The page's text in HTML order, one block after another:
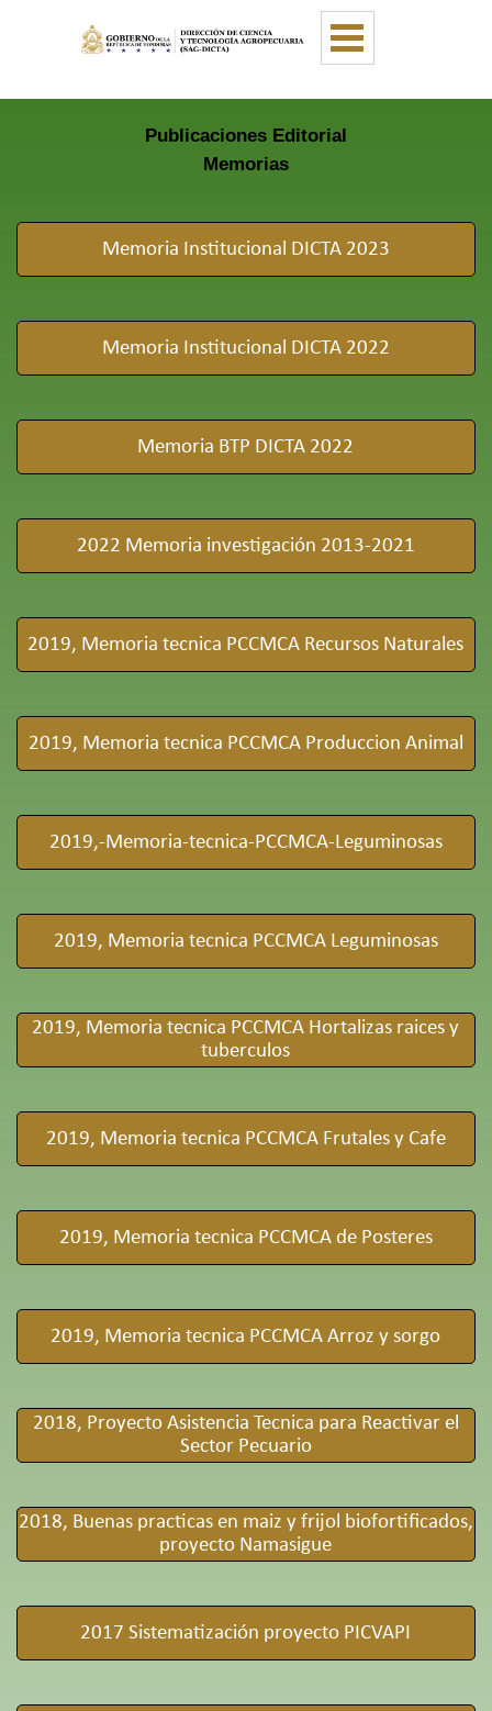
Saltar menú
Publicaciones Editorial
Memorias
Memoria Institucional DICTA 2023
Memoria Institucional DICTA 2022
Memoria BTP DICTA 2022
2022 Memoria investigación 2013-2021
2019, Memoria tecnica PCCMCA Recursos Naturales
2019, Memoria tecnica PCCMCA Produccion Animal
2019,-Memoria-tecnica-PCCMCA-Leguminosas
2019, Memoria tecnica PCCMCA Leguminosas
2019, Memoria tecnica PCCMCA Hortalizas raices y
tuberculos
2019, Memoria tecnica PCCMCA Frutales y Cafe
2019, Memoria tecnica PCCMCA de Posteres
2019, Memoria tecnica PCCMCA Arroz y sorgo
2018, Proyecto Asistencia Tecnica para Reactivar el
Sector Pecuario
2018, Buenas practicas en maiz y frijol biofortificados,
proyecto Namasigue
2017 Sistematización proyecto PICVAPI